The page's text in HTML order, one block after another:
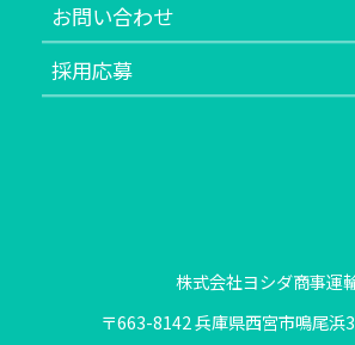
お問い合わせ
採用応募
株式会社ヨシダ商事運
〒663-8142 兵庫県西宮市鳴尾浜